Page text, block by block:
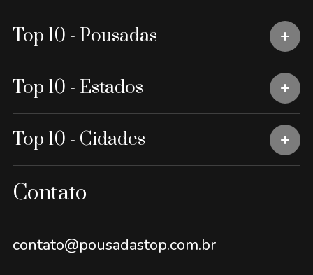
Top 10 - Pousadas
Top 10 - Estados
Top 10 - Cidades
Contato
contato@pousadastop.com.br